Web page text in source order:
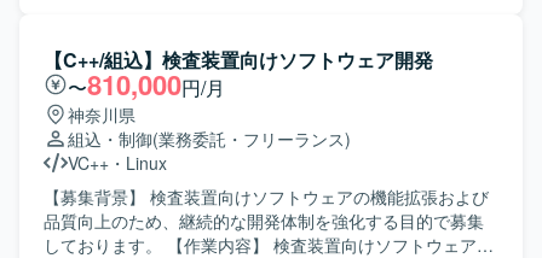
バーと適切にコミュニケーションを取りながら主体的に行
動し、粘り強く開発や改修業務に取り組んでいただける方
を求めています。 【ポジションの魅力】 工作機械向け数値
制御という専門性の高い領域で、設計からテストまで一貫
して携わることができるため、組込分野でのスキルを着実
に高めていくことができます。 【開発環境】 C言語を用い
た数値制御装置向け開発環境での作業となります。
【C++/組込】検査装置向けソフトウェア開発
〜810,000円/月
神奈川県
組込・制御(業務委託・フリーランス)
VC++ ・ Linux
【募集背景】 検査装置向けソフトウェアの機能拡張および
品質向上のため、継続的な開発体制を強化する目的で募集
しております。 【作業内容】 検査装置向けソフトウェアの